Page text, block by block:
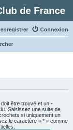
de France
Connexion
être trouvé et un -
Saisissez une suite de
si uniquement un
le caractère « * » comme